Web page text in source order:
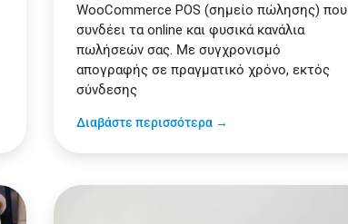
WooCommerce POS (σημείο πώλησης) που
συνδέει τα online και φυσικά κανάλια
πωλήσεών σας. Με συγχρονισμό
απογραφής σε πραγματικό χρόνο, εκτός
σύνδεσης
Διαβάστε περισσότερα →